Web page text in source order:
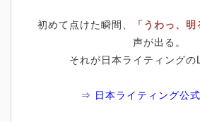
初めて点けた瞬間、 「うわっ、明
声が出る。
それが日本ライティングの
⇒ 日本ライティング公